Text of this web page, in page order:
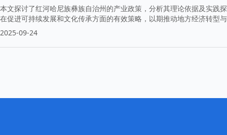
本文探讨了红河哈尼族彝族自治州的产业政策，分析其理论依据及实践
在促进可持续发展和文化传承方面的有效策略，以期推动地方经济转型
2025-09-24